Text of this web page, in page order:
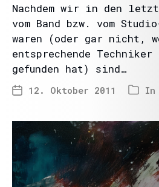
Nachdem wir in den
vom Band bzw. vom
waren (oder gar nicht,
entsprechende
gefunden hat) sind…
12. Oktober 2011 In